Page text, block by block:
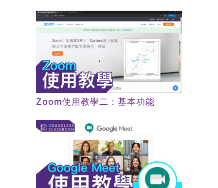
Zoom使用教學二：基本功能